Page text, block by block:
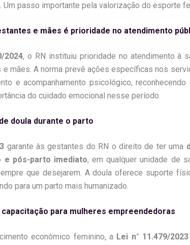
. Um passo importante pela valorização do esporte
e mães é prioridade no atendimento
2024, o RN instituiu prioridade no atendimento à
e mães. A norma prevê ações específicas nos
e acompanhamento psicológico,
do cuidado emocional nesse período.
doula durante o parto
garante às gestantes do RN o direito de ter uma
e pós-parto imediato, em qualquer unidade de
que desejarem. A doula oferece suporte
para um parto mais humanizado.
para mulheres empreendedoras
econômico feminino, a Lei n° 11.479/2023